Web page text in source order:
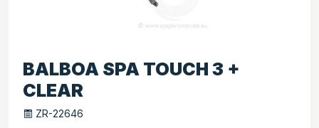
BALBOA SPA TOUCH 3 +
CLEAR
ZR-22646